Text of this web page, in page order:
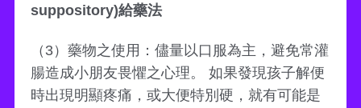
suppository)給藥法
（3）藥物之使用：儘量以口服為主，避免常灌
腸造成小朋友畏懼之心理。 如果發現孩子解便
時出現明顯疼痛，或大便特別硬，就有可能是